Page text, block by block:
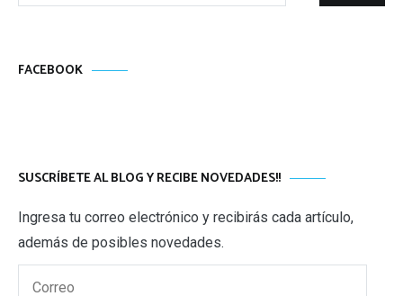
FACEBOOK
SUSCRÍBETE AL BLOG Y RECIBE NOVEDADES!!
Ingresa tu correo electrónico y recibirás cada artículo,
además de posibles novedades.